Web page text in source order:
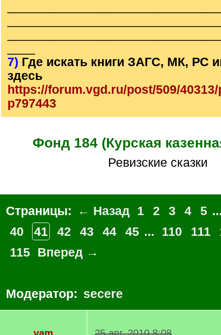
7) Где искать книги ЗАГС, МК, РС
здесь
https://forum.vgd.ru/post/509/
p797443
Фонд 184 (Курская
Ревизские сказки
Страницы: ← Назад 1 2 3 4 5
40
41 42 43 44 45 ... 110 111
115 Вперед →
Модератор: secere